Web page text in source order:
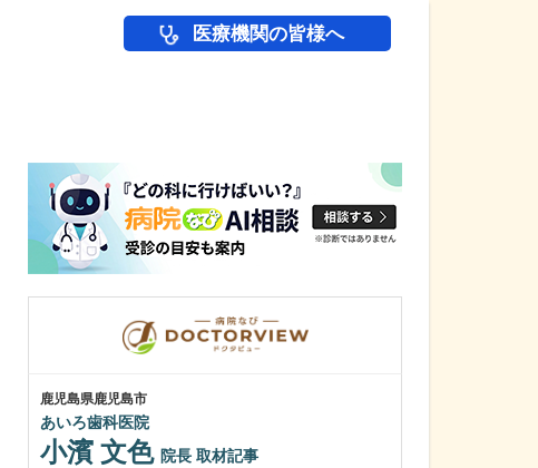
医療機関の皆様へ
鹿児島県鹿児島市
あいろ歯科医院
小濱 文色 院長 取材記事